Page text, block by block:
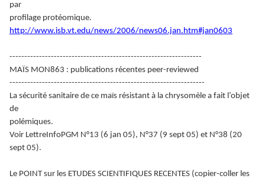
par
profilage protéomique.
http://www.isb.vt.edu/news/2006/news06.jan.htm#jan0603
-----------------------------------------------------------------
MAÏS MON863 : publications récentes peer-reviewed
------------------------------------------------------------------
La sécurité sanitaire de ce maïs résistant à la chrysomèle a fait l’objet
de
polémiques.
Voir LettreInfoPGM N°13 (6 jan 05), N°37 (9 sept 05) et N°38 (20
sept 05).
Le POINT sur les ETUDES SCIENTIFIQUES RECENTES (copier-coller les